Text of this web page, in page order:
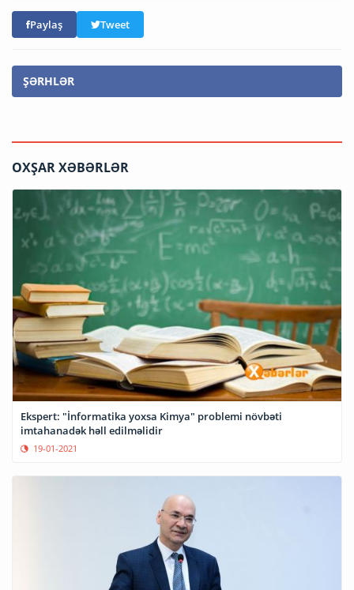
Paylaş Tweet
ŞƏRHLƏR
OXŞAR XƏBƏRLƏR
Ekspert: "İnformatika yoxsa Kimya" problemi növbəti
imtahanadək həll edilməlidir
19-01-2021